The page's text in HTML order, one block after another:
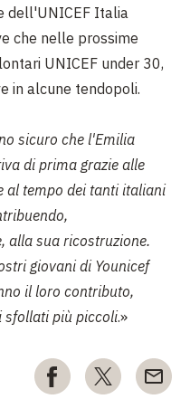
dell'UNICEF Italia
che nelle prossime
UNICEF under 30,
in alcune tendopoli.
sicuro che l'Emilia
di prima grazie alle
al tempo dei tanti italiani
alla sua ricostruzione.
giovani di Younicef
il loro contributo,
sfollati più piccoli.»